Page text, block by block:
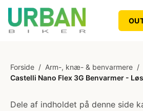
Forside / Arm-, knæ- & benvarmere /
Castelli Nano Flex 3G Benvarmer -
Dele af indholdet på denne side